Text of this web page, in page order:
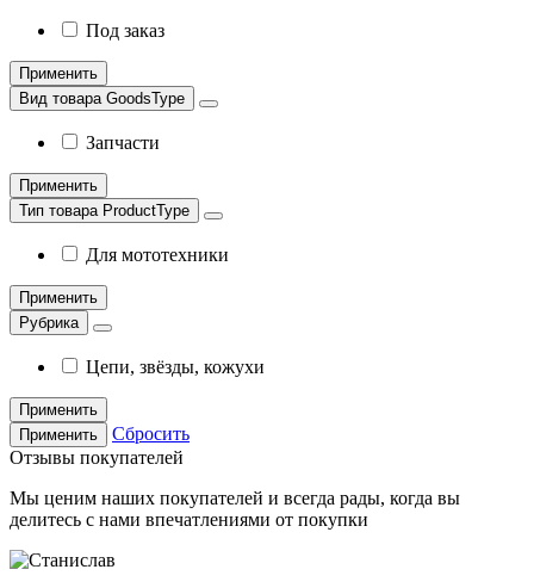
Под заказ
Применить
Вид товара GoodsType
Запчасти
Применить
Тип товара ProductType
Для мототехники
Применить
Рубрика
Цепи, звёзды, кожухи
Применить
Применить
Сбросить
Отзывы покупателей
Мы ценим наших покупателей и всегда рады, когда вы
делитесь с нами впечатлениями от покупки